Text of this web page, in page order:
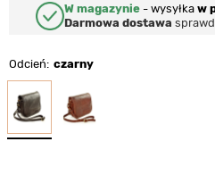
W magazynie - wysyłka w
Darmowa dostawa
Odcień czarny